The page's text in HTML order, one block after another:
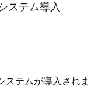
ステム導入
テムが導入されま